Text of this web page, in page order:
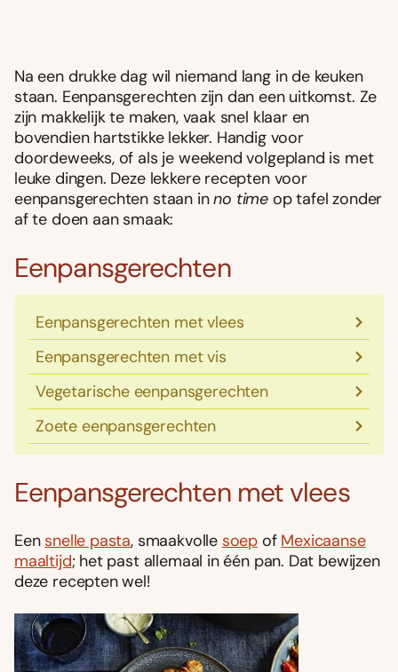
Na een drukke dag wil niemand lang in de keuken
staan. Eenpansgerechten zijn dan een uitkomst. Ze
zijn makkelijk te maken, vaak snel klaar en
bovendien hartstikke lekker. Handig voor
doordeweeks, of als je weekend volgepland is met
leuke dingen. Deze lekkere recepten voor
eenpansgerechten staan inno time op tafel zonder
af te doen aan smaak:
Eenpansgerechten
Eenpansgerechten met vlees
Eenpansgerechten met vis
Vegetarische eenpansgerechten
Zoete eenpansgerechten
Eenpansgerechten met vlees
Een snelle pasta, smaakvolle soep of Mexicaanse
maaltijd; het past allemaal in één pan. Dat bewijzen
deze recepten wel!